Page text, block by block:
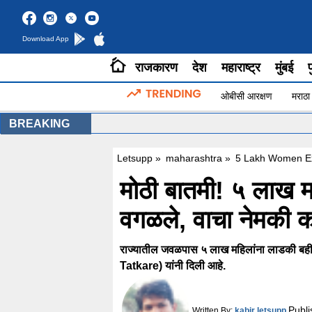
Download App
राजकारण देश महाराष्ट्र मुंबई
ओबीसी आरक्षण
BREAKING
Letsupp » maharashtra » 5 Lakh Women
मोठी बातमी! ५ लाख
वगळले, वाचा नेमकी
राज्यातील जवळपास ५ लाख महिलांना लाडकी
Tatkare) यांनी दिली आहे.